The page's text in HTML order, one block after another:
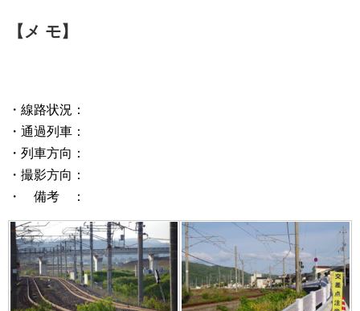
【メ モ】
・線路状況：
・通過列車：
・列車方向：
・撮影方向：
・ 備考 ：